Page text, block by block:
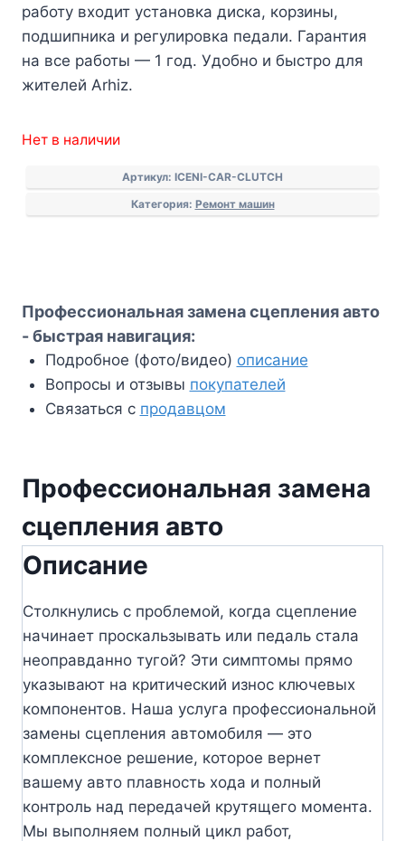
работу входит установка диска, корзины,
подшипника и регулировка педали. Гарантия
на все работы — 1 год. Удобно и быстро для
жителей Arhiz.
Нет в наличии
Артикул: ICENI-CAR-CLUTCH
Категория: Ремонт машин
Профессиональная замена сцепления авто
- быстрая навигация:
Подробное (фото/видео) описание
Вопросы и отзывы покупателей
Связаться с продавцом
Профессиональная замена
сцепления авто
Описание
Столкнулись с проблемой, когда сцепление
начинает проскальзывать или педаль стала
неоправданно тугой? Эти симптомы прямо
указывают на критический износ ключевых
компонентов. Наша услуга профессиональной
замены сцепления автомобиля — это
комплексное решение, которое вернет
вашему авто плавность хода и полный
контроль над передачей крутящего момента.
Мы выполняем полный цикл работ,